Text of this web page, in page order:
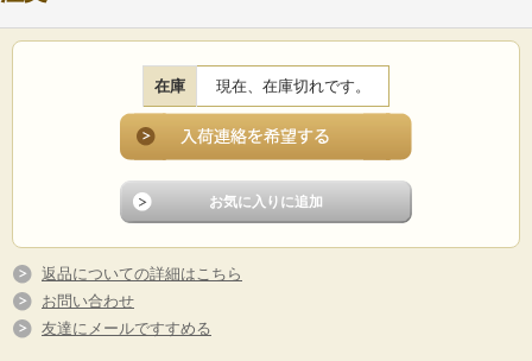
在庫 現在、在庫切れです。
返品についての詳細はこちら
お問い合わせ
友達にメールですすめる